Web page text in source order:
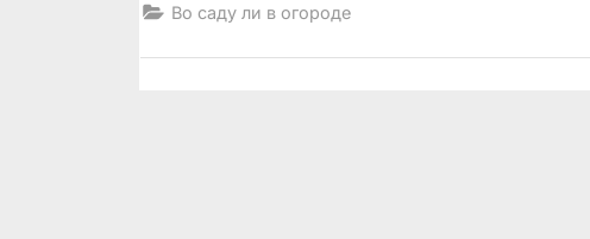
зелёных
Во саду ли в огороде